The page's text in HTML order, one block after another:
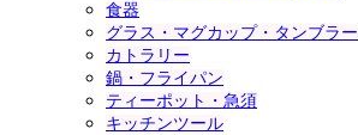
食器
グラス・マグカップ・タンブラー
カトラリー
鍋・フライパン
ティーポット・急須
キッチンツール